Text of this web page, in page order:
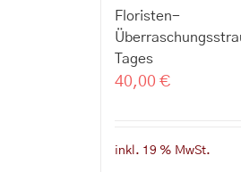
Floristen-
Tages
40,00 €
inkl. 19 % MwSt.